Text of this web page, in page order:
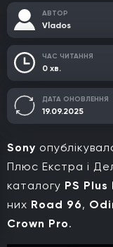
АВТОР
Vlados
ЧАС ЧИТАННЯ
0 хв.
ДАТА ОНОВЛЕННЯ
19.09.2025
Sony
Плюс Екстра і
каталогу PS Plus
них Road 96,
Crown Pro.